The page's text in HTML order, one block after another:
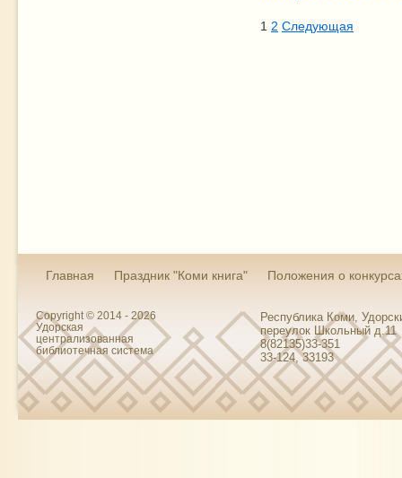
1 2 Следующая
Главная Праздник "Коми книга" Положения о
Copyright © 2014 - 2026
Удорская
централизованная
библиотечная система
Республика Коми,
переулок Школьный д.11
8(82135)33-351
33-124, 33193